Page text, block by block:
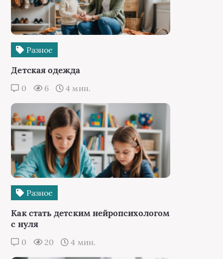
Разное
Детская одежда
0 6 4 мин.
Разное
Как стать детским нейропсихологом
с нуля
0 20 4 мин.